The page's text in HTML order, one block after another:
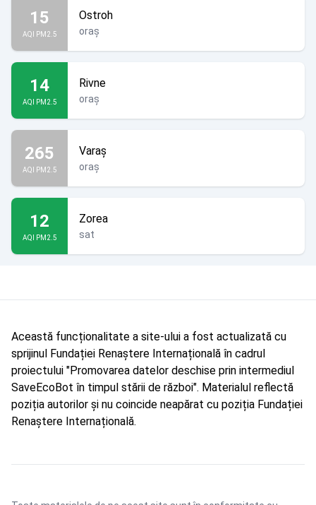
15
AQI PM2.5
Ostroh
oraș
14
AQI PM2.5
Rivne
oraș
265
AQI PM2.5
Varaș
oraș
12
AQI PM2.5
Zorea
sat
Această funcționalitate a site-ului a fost actualizată cu
sprijinul Fundației Renaștere Internațională în cadrul
proiectului "Promovarea datelor deschise prin intermediul
SaveEcoBot în timpul stării de război". Materialul reflectă
poziția autorilor și nu coincide neapărat cu poziția Fundației
Renaștere Internațională.